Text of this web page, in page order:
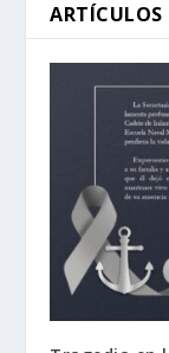
ARTÍCULOS